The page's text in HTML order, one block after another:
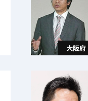
大阪府